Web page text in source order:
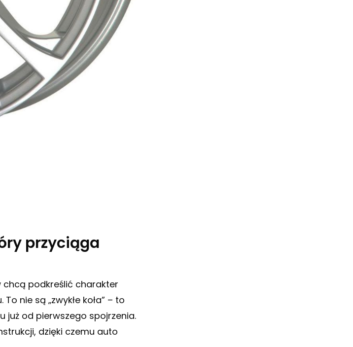
przyciąga
chcą podkreślić charakter
nie są „zwykłe koła” – to
już od pierwszego spojrzenia.
dzięki czemu auto